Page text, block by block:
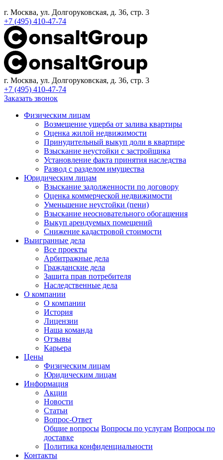
г. Москва, ул. Долгоруковская, д. 36, стр. 3
+7 (495) 410-47-74
г. Москва, ул. Долгоруковская, д. 36, стр. 3
+7 (495) 410-47-74
Заказать звонок
Физическим лицам
Возмещение ущерба от залива квартиры
Оценка жилой недвижимости
Принудительный выкуп доли в квартире
Взыскание неустойки с застройщика
Установление факта принятия наследства
Развод с разделом имущества
Юридическим лицам
Взыскание задолженности по договору
Оценка коммерческой недвижимости
Уменьшение неустойки (пени)
Взыскание неосновательного обогащения
Выкуп арендуемых помещений
Снижение кадастровой стоимости
Выигранные дела
Все проекты
Арбитражные дела
Гражданские дела
Защита прав потребителя
Наследственные дела
О компании
О компании
История
Лицензии
Наша команда
Отзывы
Карьера
Цены
Физическим лицам
Юридическим лицам
Информация
Акции
Новости
Статьи
Вопрос-Ответ
Общие вопросы Вопросы по услугам Вопросы по
доставке
Политика конфиденциальности
Контакты